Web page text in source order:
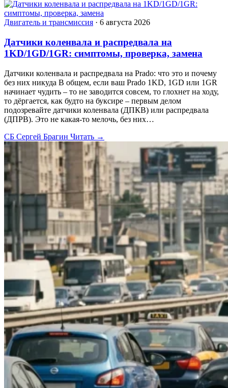
Двигатель и трансмиссия · 6 августа 2026
Датчики коленвала и распредвала на
1KD/1GD/1GR: симптомы, проверка, замена
Датчики коленвала и распредвала на Prado: что это и почему
без них никуда В общем, если ваш Prado 1KD, 1GD или 1GR
начинает чудить – то не заводится совсем, то глохнет на ходу,
то дёргается, как будто на буксире – первым делом
подозревайте датчики коленвала (ДПКВ) или распредвала
(ДПРВ). Это не какая-то мелочь, без них…
СБ Сергей Брагин Читать →